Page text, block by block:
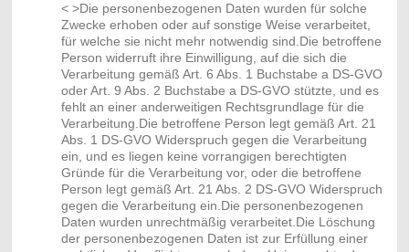
< >Die personenbezogenen Daten wurden für solche
Zwecke erhoben oder auf sonstige Weise verarbeitet,
für welche sie nicht mehr notwendig sind.Die betroffene
Person widerruft ihre Einwilligung, auf die sich die
Verarbeitung gemäß Art. 6 Abs. 1 Buchstabe a DS-GVO
oder Art. 9 Abs. 2 Buchstabe a DS-GVO stützte, und es
fehlt an einer anderweitigen Rechtsgrundlage für die
Verarbeitung.Die betroffene Person legt gemäß Art. 21
Abs. 1 DS-GVO Widerspruch gegen die Verarbeitung
ein, und es liegen keine vorrangigen berechtigten
Gründe für die Verarbeitung vor, oder die betroffene
Person legt gemäß Art. 21 Abs. 2 DS-GVO Widerspruch
gegen die Verarbeitung ein.Die personenbezogenen
Daten wurden unrechtmäßig verarbeitet.Die Löschung
der personenbezogenen Daten ist zur Erfüllung einer